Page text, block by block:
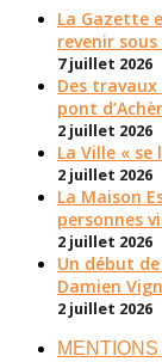
La Gazette
revenir
7 juillet 2026
Des
pont
2 juillet 2026
La Ville «
2 juillet 2026
La Maison
personnes
2 juillet 2026
Un début
Damien
2 juillet 2026